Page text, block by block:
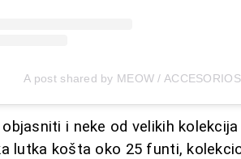
A post shared by MEOW /
i neke od velikih
lutka košta oko 25 funti,